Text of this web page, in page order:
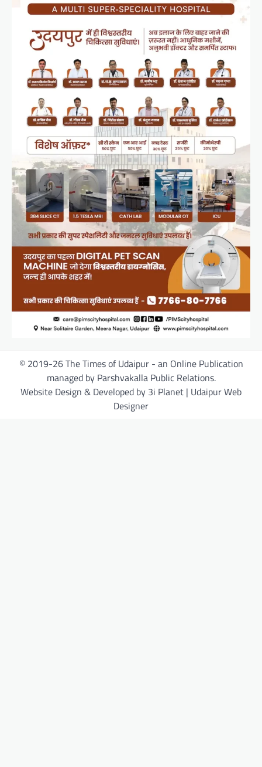
© 2019-26 The Times of Udaipur - an Online Publication
managed by Parshvakalla Public Relations.
Website Design & Developed by 3i Planet | Udaipur Web
Designer